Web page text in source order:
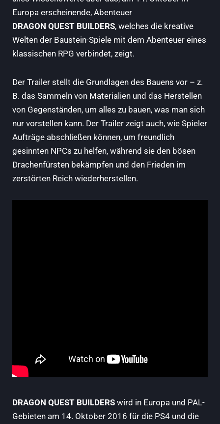
Europa erscheinende, Abenteuer
DRAGON QUEST BUILDERS, welches die kreative
Welten der Baustein-Spiele mit dem Abenteuer eines
klassischen RPG verbindet, zeigt.
Der Trailer stellt die Grundlagen des Bauens vor – z.
B. das Sammeln von Materialien und das Herstellen
von Gegenständen, um alles zu bauen, was man sich
nur vorstellen kann. Der Trailer zeigt auch, wie Spieler
Aufträge abschließen können, um freundlich
gesinnten NPCs zu helfen, während sie den bösen
Drachenfürsten bekämpfen und den Frieden im
zerstörten Reich wiederherstellen.
DRAGON QUEST BUILDERS wird in Europa und PAL-
Gebieten am 14. Oktober 2016 für die PS4 und die